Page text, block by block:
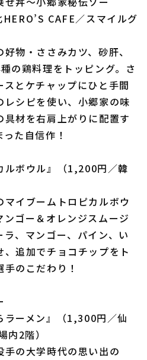
CAFE／スマイルグ
物・ささみカツ、砂肝、
の鶏料理をトッピング。さ
とケチャップにひと手間
シピを使い、小郷家の味
材を右肩上がりに配置す
た自信作！
ボウル』（1,200円／韓
マイブームトロピカルボウ
ゴー＆オレンジスムージ
、マンゴー、パイン、い
追加でチョコチップをト
のこだわり！
ーメン』（1,300円／仙
内2階）
手の大学時代の思い出の